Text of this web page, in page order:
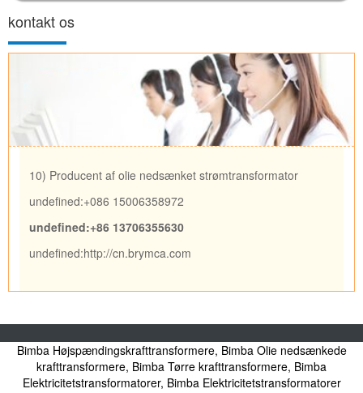
kontakt os
10) Producent af olie nedsænket strømtransformator
undefined:+086 15006358972
undefined:+86 13706355630
undefined:http://cn.brymca.com
<\/div>
Elektrisk transformer, olie nedsænket strømtransformer, tør strømtransformer,
højspænding strømtransformer - strømtransformer producent
Copyright 2006-2025 10) Producent af olie nedsænket strømtransformator
Bimba Højspændingskrafttransformere, Bimba Olie nedsænkede
krafttransformere, Bimba Tørre krafttransformere, Bimba
Elektricitetstransformatorer, Bimba Elektricitetstransformatorer